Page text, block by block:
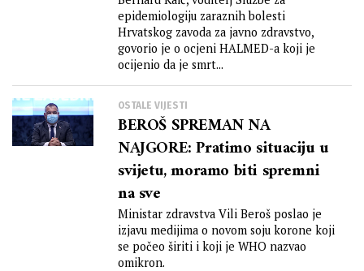
epidemiologiju zaraznih bolesti
Hrvatskog zavoda za javno zdravstvo,
govorio je o ocjeni HALMED-a koji je
ocijenio da je smrt...
OSTALE VIJESTI
BEROŠ SPREMAN NA
NAJGORE: Pratimo situaciju u
svijetu, moramo biti spremni
na sve
Ministar zdravstva Vili Beroš poslao je
izjavu medijima o novom soju korone koji
se počeo širiti i koji je WHO nazvao
omikron.